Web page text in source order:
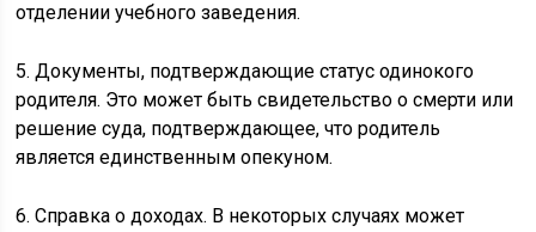
отделении учебного заведения.
5. Документы, подтверждающие статус одинокого
родителя. Это может быть свидетельство о смерти или
решение суда, подтверждающее, что родитель
является единственным опекуном.
6. Справка о доходах. В некоторых случаях может